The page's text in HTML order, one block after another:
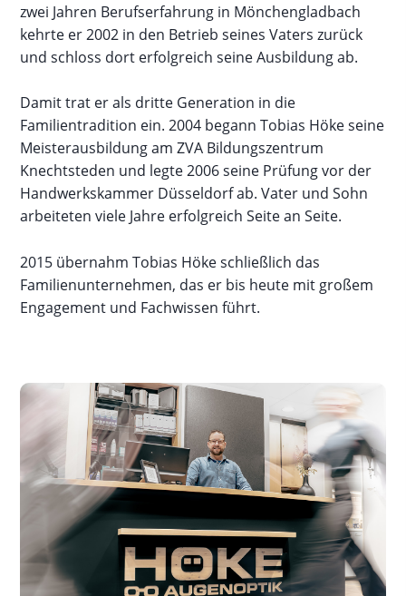
zwei Jahren Berufserfahrung in Mönchengladbach
kehrte er 2002 in den Betrieb seines Vaters zurück
und schloss dort erfolgreich seine Ausbildung ab.
Damit trat er als dritte Generation in die
Familientradition ein. 2004 begann Tobias Höke seine
Meisterausbildung am ZVA Bildungszentrum
Knechtsteden und legte 2006 seine Prüfung vor der
Handwerkskammer Düsseldorf ab. Vater und Sohn
arbeiteten viele Jahre erfolgreich Seite an Seite.
2015 übernahm Tobias Höke schließlich das
Familienunternehmen, das er bis heute mit großem
Engagement und Fachwissen führt.